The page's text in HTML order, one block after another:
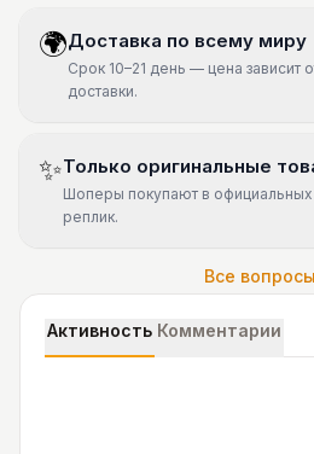
🌍Доставка по всему миру
Срок 10–21 день — цена зависит
доставки.
✨Только оригинальные
Шоперы покупают в официальных
реплик.
Все
Активность Комментарии